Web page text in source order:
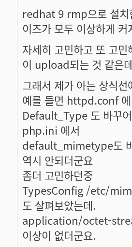
redhat 9 rmp으로 설
이즈가 모두 이상하게
자세히 고민하고 또 고
이 upload되는 것 같은
그래서 제가 아는 상식
예를 들면 httpd.conf
Default_Type 도 바꾸
php.ini 에서
default_mimetype도
역시 안되더군요
좀더 고민하던중
TypesConfig /etc/
도 살펴보았는데.
application/octet-
이상이 없더군요.